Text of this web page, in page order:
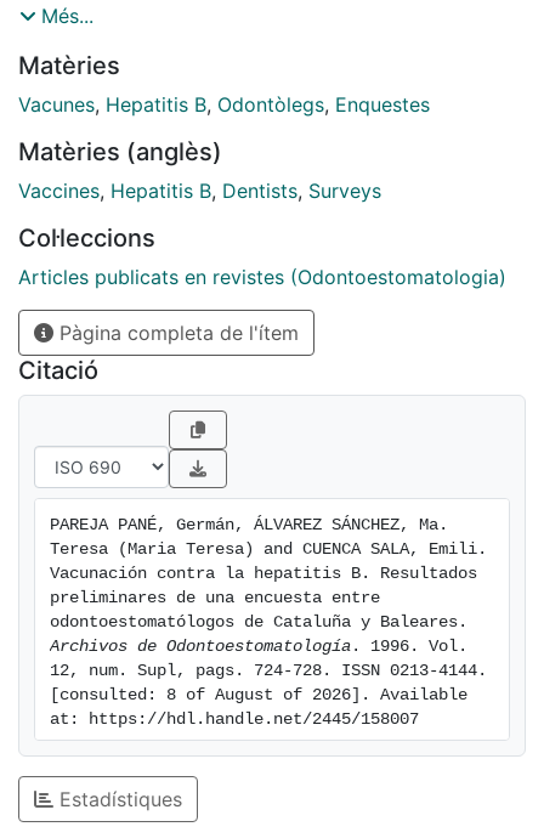
colectivo presenta respecto al resto de la población
estas enfermedades: la hepatitis B. El objetivo de esta
investigación ha sido averiguar el grado de aceptación
odontoestomatólogos de Cataluña y Baleares. El
resultado de nuestro estudio con un porcentaje de
entre los profesionales que respondieron a la
encuesta. Este porcentaje era significativamente
mayor en los más jóvenes y en aquellos que llevaban
menos años en el ejercicio de la profesión.
Més...
Matèries
Vacunes, Hepatitis B, Odontòlegs, Enquestes
Matèries (anglès)
Vaccines, Hepatitis B, Dentists, Surveys
Col·leccions
Articles publicats en revistes (Odontoestomatologia)
Pàgina completa de l'ítem
Citació
PAREJA PANÉ, Germán, ÁLVAREZ SÁNCHEZ, Ma.
Teresa (Maria Teresa) and CUENCA SALA, Emili.
Vacunación contra la hepatitis B. Resultados
preliminares de una encuesta entre
Archivos de Odontoestomatología . 1996. Vol.
12, num. Supl, pags. 724-728. ISSN 0213-4144.
[consulted: 8 of August of 2026]. Available
at: https://hdl.handle.net/2445/158007
Estadístiques